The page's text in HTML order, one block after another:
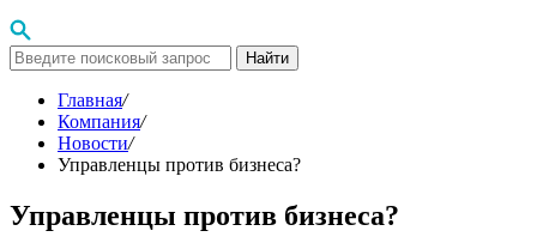
Найти
Главная/
Компания/
Новости/
Управленцы против бизнеса?
Управленцы против бизнеса?